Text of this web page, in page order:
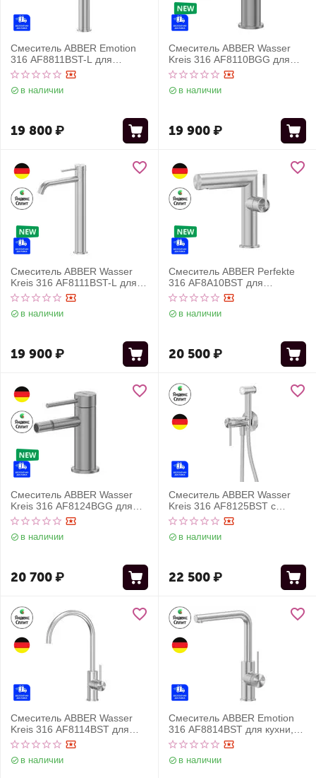
Смеситель ABBER Emotion
316 AF8811BST-L для
раковины, брашированная
сталь
в наличии
19 800₽
Смеситель ABBER Wasser
Kreis 316 AF8110BGG для
раковины, оружейная сталь
брашированная
в наличии
19 900₽
Смеситель ABBER Wasser
Kreis 316 AF8111BST-L для
накладной раковины, сталь
брашированная
в наличии
19 900₽
Смеситель ABBER Perfekte
316 AF8A10BST для
раковины, сталь
брашированная
в наличии
20 500₽
Смеситель ABBER Wasser
Kreis 316 AF8124BGG для
биде, оружейная сталь
брашированная
в наличии
20 700₽
Смеситель ABBER Wasser
Kreis 316 AF8125BST с
гигиеническим душем,
брашированная сталь
в наличии
22 500₽
Смеситель ABBER Wasser
Kreis 316 AF8114BST для
кухни, брашированная сталь
в наличии
Смеситель ABBER Emotion
316 AF8814BST для кухни,
брашированная сталь
в наличии